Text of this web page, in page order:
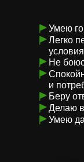
Умею
Легко
условия
Не
и
Беру
Делаю
Умею